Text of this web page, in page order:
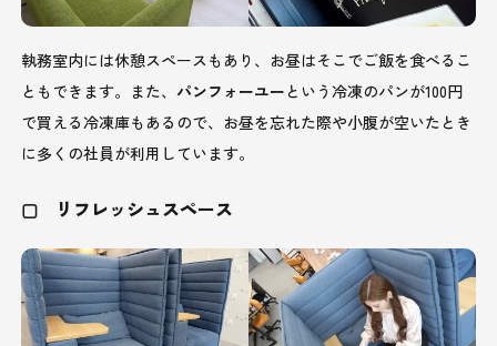
執務室内には休憩スペースもあり、お昼はそこでご飯を食べるこ
ともできます。また、パンフォーユー という冷凍のパンが100円
で買える冷凍庫もあるので、お昼を忘れた際や小腹が空いたとき
に多くの社員が利用しています。
▢ リフレッシュスペース